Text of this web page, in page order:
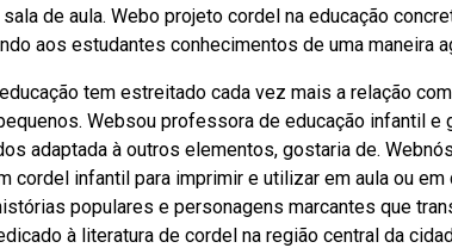
de aula. Webo projeto cordel na educação
aos estudantes conhecimentos de uma maneira
tem estreitado cada vez mais a relação
Websou professora de educação infantil
adaptada à outros elementos, gostaria de.
cordel infantil para imprimir e utilizar em aula ou
populares e personagens marcantes que
à literatura de cordel na região central da